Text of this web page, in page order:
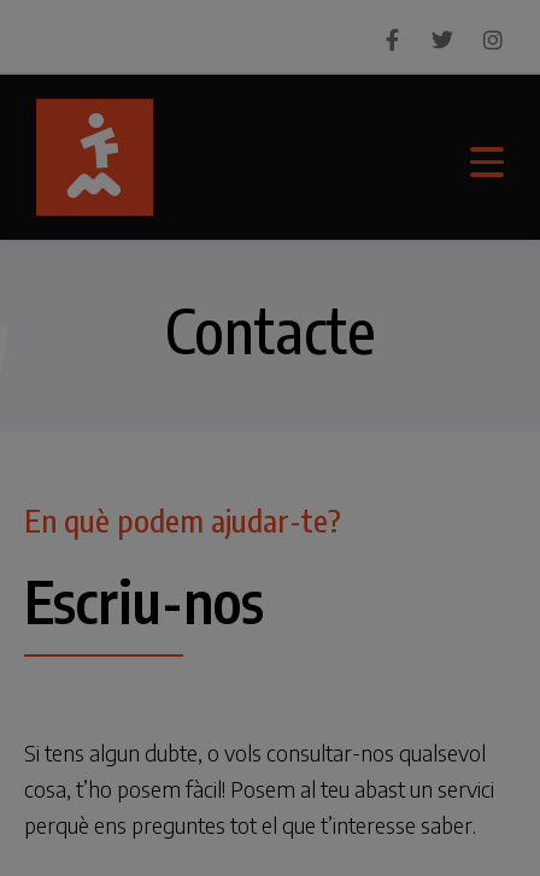
Contacte
En què podem ajudar-te?
Escriu-nos
Si tens algun dubte, o vols consultar-nos qualsevol
cosa, t’ho posem fàcil! Posem al teu abast un servici
perquè ens preguntes tot el que t’interesse saber.